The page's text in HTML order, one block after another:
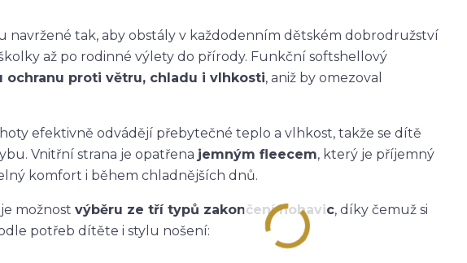
navržené tak, aby obstály v každodenním dětském dobrodružství
až po rodinné výlety do přírody. Funkční softshellový
ochranu proti větru, chladu i vlhkosti, aniž by omezoval
efektivně odvádějí přebytečné teplo a vlhkost, takže se dítě
Vnitřní strana je opatřena jemným fleecem, který je příjemný
komfort i během chladnějších dnů.
možnost výběru ze tří typů zakončení nohavic, díky čemuž si
potřeb dítěte i stylu nošení: